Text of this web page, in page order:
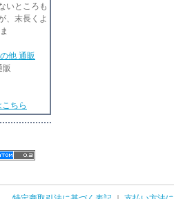
いところも
、末長くよ
他 通販
ちら